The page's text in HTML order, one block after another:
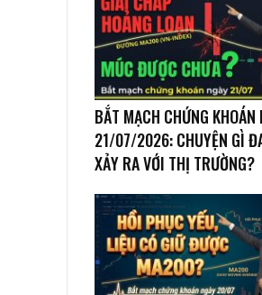
BẮT MẠCH CHỨNG KHOÁN
21/07/2026: CHUYỆN GÌ
XẢY RA VỚI THỊ TRƯỜNG?